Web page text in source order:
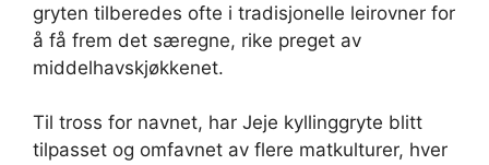
gryten tilberedes ofte i tradisjonelle leirovner for
å få frem det særegne, rike preget av
middelhavskjøkkenet.
Til tross for navnet, har Jeje kyllinggryte blitt
tilpasset og omfavnet av flere matkulturer, hver